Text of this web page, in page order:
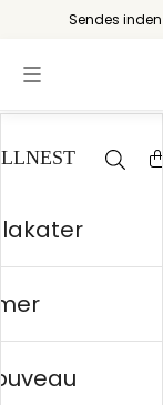
Sendes
Startsiden
Order sent within